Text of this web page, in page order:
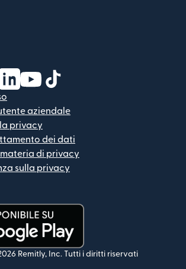
nuova finestra)
in una nuova finestra)
apre in una nuova finestra)
(si apre in una nuova finestra)
(si apre in una nuova finestra)
aziendale
privacy
dei dati
materia di privacy
sulla privacy
finestra)
Remitly, Inc. Tutti i diritti riservati